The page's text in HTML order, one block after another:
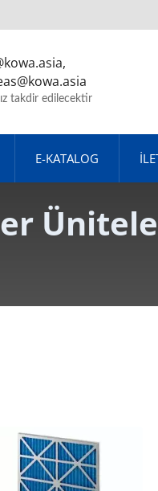
takdir edilecektir
E-KATALOG